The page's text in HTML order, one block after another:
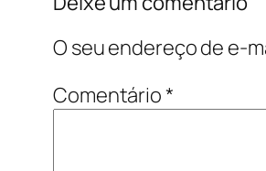
O seu endereço de e-
Comentário*